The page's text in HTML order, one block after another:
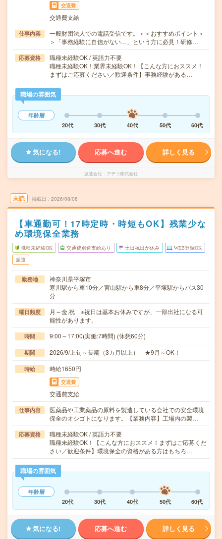
交通費
交通費支給
仕事内容
一般財団法人での電話受信です。＜＜おすすめポイント＞
＞「事務経験に自信がない…」という方に必見！研修…
応募資格
職種未経験OK / 英語力不要
職種未経験OK！業界未経験OK！【こんな方におススメ！
まずはご応募ください／歓迎条件】事務経験がある…
職場の雰囲気
年齢層
20代
30代 40代 50代 60代
気になる! 応募へ進む 詳しく見る
派遣会社 アデコ株式会社
未読 掲載日 2026/08/08
【車通勤可！17時定時・時短もOK】残業少な
め環境保全業務
職種未経験OK 交通費別途支給あり 土日祝日が休み WEB登録OK
派遣
勤務地
神奈川県平塚市
寒川駅から車10分／宮山駅から車8分／平塚駅からバス30
分
曜日頻度
月～金,祝 ※祝日は基本お休みですが、一部出社になる可
能性があります。
時間 9:00～17:00(実働:7時間) (休憩60分)
期間 2026/9/上旬～長期（3カ月以上） ★9月～OK！
時給 時給1650円
交通費
交通費支給
仕事内容
医薬品や工業薬品の原料を製造している会社での安全環境
保全のオシゴトになります。【業務内容】工場内の製…
応募資格
職種未経験OK / 英語力不要
職種未経験OK！【こんな方におススメ！まずはご応募くだ
さい／歓迎条件】環境保全の資格がある方はもちろ…
職場の雰囲気
年齢層
20代
30代 40代 50代 60代
気になる! 応募へ進む 詳しく見る